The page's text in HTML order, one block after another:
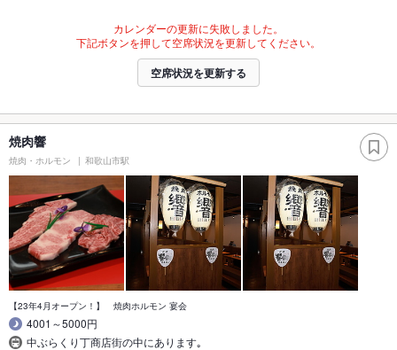
カレンダーの更新に失敗しました。
下記ボタンを押して空席状況を更新してください。
空席状況を更新する
焼肉響
焼肉・ホルモン 和歌山市駅
【23年4月オープン！】 焼肉ホルモン 宴会
4001～5000円
中ぶらくり丁商店街の中にあります｡